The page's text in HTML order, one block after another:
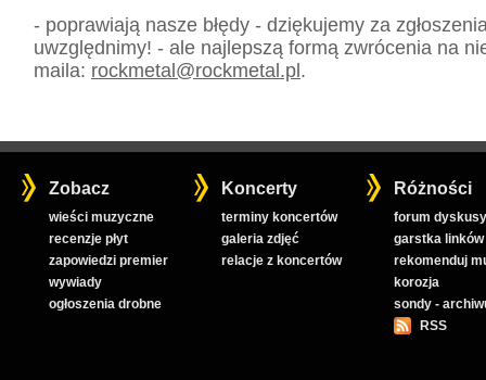
- poprawiają nasze błędy - dziękujemy za
uwzględnimy! - ale najlepszą formą zwrócenia na
maila: rockmetal@rockmetal.pl.
Zobacz
wieści muzyczne
recenzje płyt
zapowiedzi premier
wywiady
ogłoszenia drobne
Koncerty
terminy koncertów
galeria zdjęć
relacje z koncertów
Różności
forum
garstka linków
rekomenduj
korozja
sondy -
RSS